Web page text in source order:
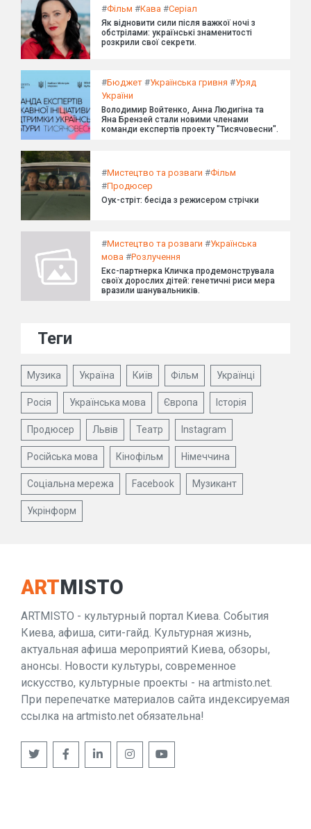
#Фільм #Кава #Серіал
Як відновити сили після важкої ночі з
обстрілами: українські знаменитості
розкрили свої секрети.
#Бюджет #Українська гривня #Уряд
України
Володимир Войтенко, Анна Людигіна та
Яна Брензей стали новими членами
команди експертів проекту "Тисячовесни".
#Мистецтво та розваги #Фільм
#Продюсер
Оук-стріт: бесіда з режисером стрічки
#Мистецтво та розваги #Українська
мова #Розлучення
Екс-партнерка Кличка продемонструвала
своїх дорослих дітей: генетичні риси мера
вразили шанувальників.
Теги
Музика Україна Київ Фільм Українці
Росія Українська мова Європа Історія
Продюсер Львів Театр Instagram
Російська мова Кінофільм Німеччина
Соціальна мережа Facebook Музикант
Укрінформ
ARTMISTO
ARTMISTO - культурный портал Киева. События
Киева, афиша, сити-гайд. Культурная жизнь,
актуальная афиша мероприятий Киева, обзоры,
анонсы. Новости культуры, современное
искусство, культурные проекты - на artmisto.net.
При перепечатке материалов сайта индексируемая
ссылка на artmisto.net обязательна!